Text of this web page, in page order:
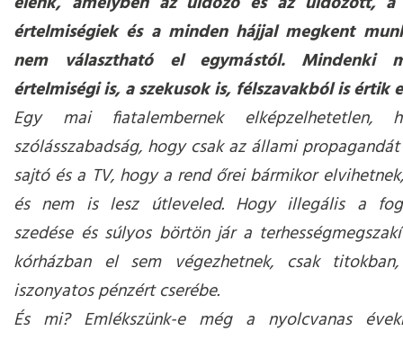
értelmiségiek és a minden hájjal megkent
nem választható el egymástól. Mindenki
értelmiségi is, a szekusok is, félszavakból is értik
Egy mai fiatalembernek elképzelhetetlen,
szólásszabadság, hogy csak az állami
sajtó és a TV, hogy a rend őrei bármikor
és nem is lesz útleveled. Hogy illegális a
szedése és súlyos börtön jár a
kórházban el sem végezhetnek, csak
iszonyatos pénzért cserébe.
És mi? Emlékszünk-e még a nyolcvanas